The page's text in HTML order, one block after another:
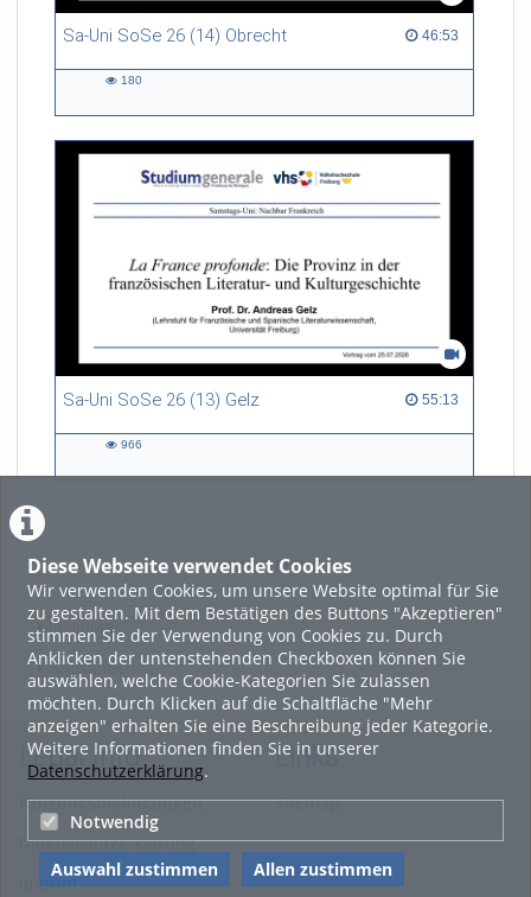
Diese Webseite verwendet Cookies
Wir verwenden Cookies, um unsere Website optimal für Sie
zu gestalten. Mit dem Bestätigen des Buttons "Akzeptieren"
stimmen Sie der Verwendung von Cookies zu. Durch
Anklicken der untenstehenden Checkboxen können Sie
auswählen, welche Cookie-Kategorien Sie zulassen
möchten. Durch Klicken auf die Schaltfläche "Mehr
anzeigen" erhalten Sie eine Beschreibung jeder Kategorie.
Weitere Informationen finden Sie in unserer
Datenschutzerklärung.
Notwendig
Auswahl zustimmen Allen zustimmen
Sa-Uni SoSe 26 (14) Obrecht 46:53
46:53 duration
180
Sa-Uni SoSe 26 (13) Gelz 55:13
55:13 duration
966
LADE MEHR
Featured
Beliebtheit
Legal Info
Nutzungsbedingungen
Datenschutzerklärung
Imprint
Links
Sitemap